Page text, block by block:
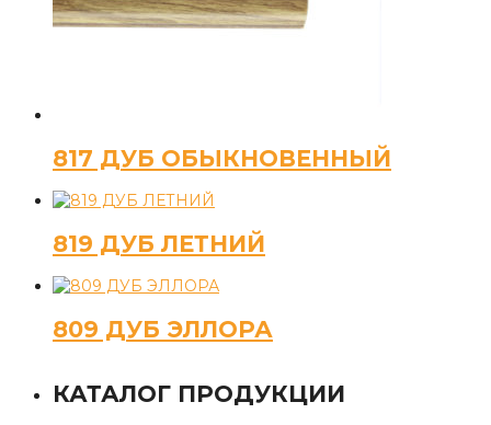
817 ДУБ ОБЫКНОВЕННЫЙ
819 ДУБ ЛЕТНИЙ
809 ДУБ ЭЛЛОРА
КАТАЛОГ ПРОДУКЦИИ